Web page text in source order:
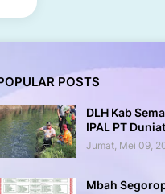
POSTS
DLH Kab
IPAL PT
Jumat, Mei 09,
Mbah